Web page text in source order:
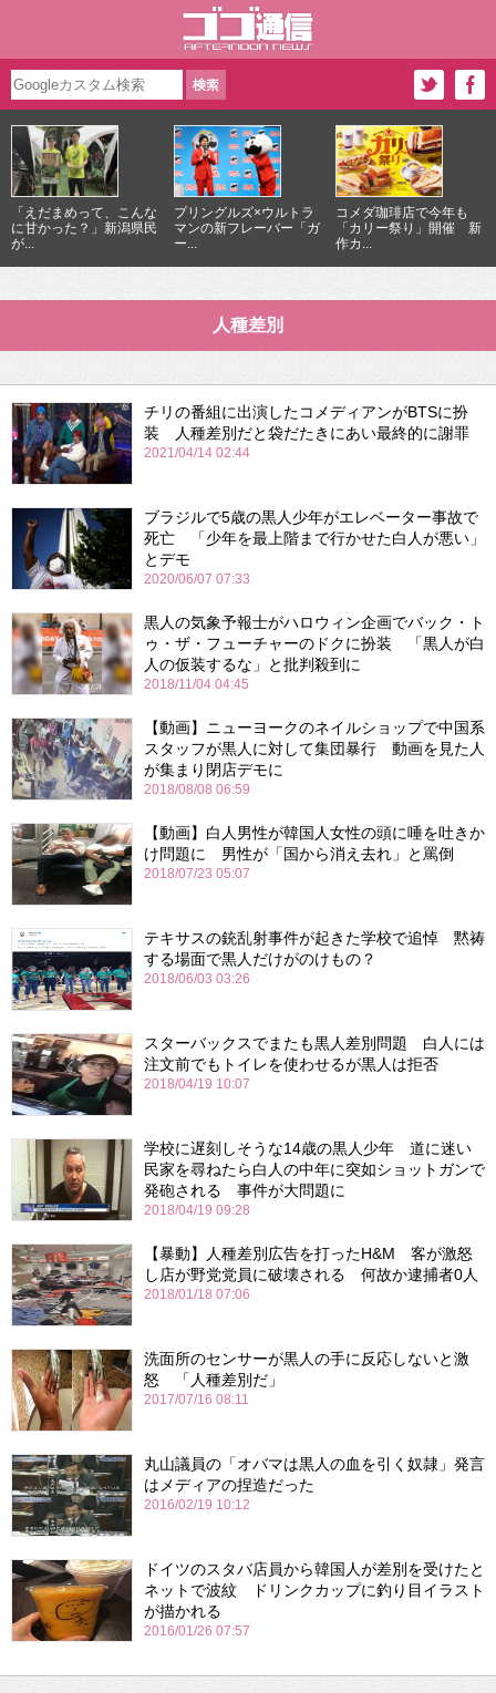
「えだまめって、こんな
に甘かった？」新潟県民
が...
プリングルズ×ウルトラ
マンの新フレーバー「ガ
ー...
コメダ珈琲店で今年も
「カリー祭り」開催 新
作カ...
人種差別
チリの番組に出演したコメディアンがBTSに扮
装 人種差別だと袋だたきにあい最終的に謝罪
2021/04/14 02:44
ブラジルで5歳の黒人少年がエレベーター事故で
死亡 「少年を最上階まで行かせた白人が悪い」
とデモ
2020/06/07 07:33
黒人の気象予報士がハロウィン企画でバック・ト
ゥ・ザ・フューチャーのドクに扮装 「黒人が白
人の仮装するな」と批判殺到に
2018/11/04 04:45
【動画】ニューヨークのネイルショップで中国系
スタッフが黒人に対して集団暴行 動画を見た人
が集まり閉店デモに
2018/08/08 06:59
【動画】白人男性が韓国人女性の頭に唾を吐きか
け問題に 男性が「国から消え去れ」と罵倒
2018/07/23 05:07
テキサスの銃乱射事件が起きた学校で追悼 黙祷
する場面で黒人だけがのけもの？
2018/06/03 03:26
スターバックスでまたも黒人差別問題 白人には
注文前でもトイレを使わせるが黒人は拒否
2018/04/19 10:07
学校に遅刻しそうな14歳の黒人少年 道に迷い
民家を尋ねたら白人の中年に突如ショットガンで
発砲される 事件が大問題に
2018/04/19 09:28
【暴動】人種差別広告を打ったH&M 客が激怒
し店が野党党員に破壊される 何故か逮捕者0人
2018/01/18 07:06
洗面所のセンサーが黒人の手に反応しないと激
怒 「人種差別だ」
2017/07/16 08:11
丸山議員の「オバマは黒人の血を引く奴隷」発言
はメディアの捏造だった
2016/02/19 10:12
ドイツのスタバ店員から韓国人が差別を受けたと
ネットで波紋 ドリンクカップに釣り目イラスト
が描かれる
2016/01/26 07:57